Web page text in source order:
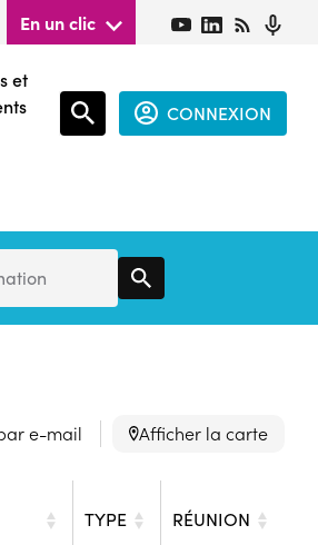
En un clic
et
CONNEXION
e-mail Afficher la carte
TYPE RÉUNION